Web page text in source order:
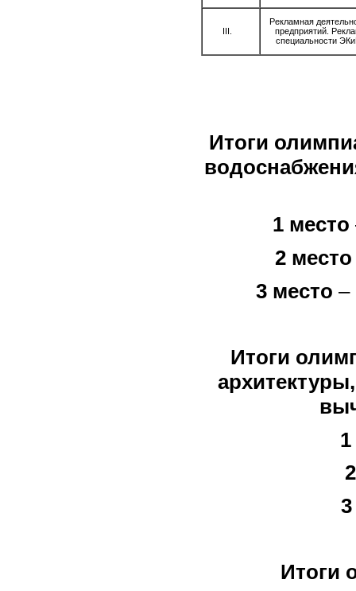
Рекламная
предприятий.
специальности
Итоги
1 место
2 место
3 место –
Итоги
Итоги